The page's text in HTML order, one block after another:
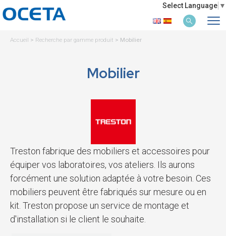
Select Language ▼
Accueil > Recherche par gamme produit > Mobilier
Mobilier
Treston fabrique des mobiliers et accessoires pour
équiper vos laboratoires, vos ateliers. Ils aurons
forcément une solution adaptée à votre besoin. Ces
mobiliers peuvent être fabriqués sur mesure ou en
kit. Treston propose un service de montage et
d'installation si le client le souhaite.